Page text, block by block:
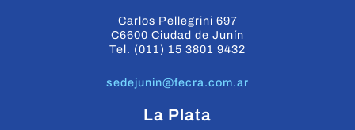
Carlos Pellegrini 697
C6600 Ciudad de Junín
Tel. (011) 15 3801 9432
sedejunin@fecra.com.ar
La Plata